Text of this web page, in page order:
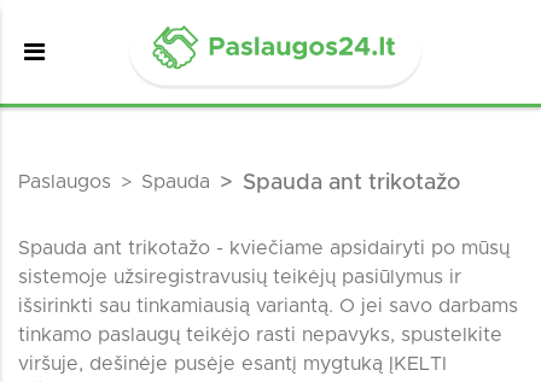
Paslaugos Spauda Spauda ant trikotažo
Spauda ant trikotažo - kviečiame apsidairyti po mūsų
sistemoje užsiregistravusių teikėjų pasiūlymus ir
išsirinkti sau tinkamiausią variantą. O jei savo darbams
tinkamo paslaugų teikėjo rasti nepavyks, spustelkite
viršuje, dešinėje pusėje esantį mygtuką ĮKELTI